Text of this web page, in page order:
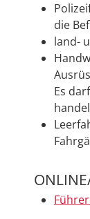
die
land-
Es